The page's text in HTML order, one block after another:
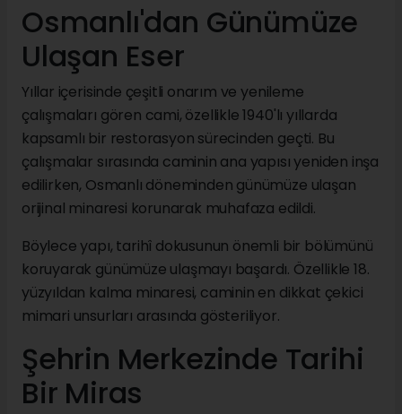
Osmanlı'dan Günümüze
Ulaşan Eser
Yıllar içerisinde çeşitli onarım ve yenileme
çalışmaları gören cami, özellikle 1940'lı yıllarda
kapsamlı bir restorasyon sürecinden geçti. Bu
çalışmalar sırasında caminin ana yapısı yeniden inşa
edilirken, Osmanlı döneminden günümüze ulaşan
orijinal minaresi korunarak muhafaza edildi.
Böylece yapı, tarihî dokusunun önemli bir bölümünü
koruyarak günümüze ulaşmayı başardı. Özellikle 18.
yüzyıldan kalma minaresi, caminin en dikkat çekici
mimari unsurları arasında gösteriliyor.
Şehrin Merkezinde Tarihi
Bir Miras